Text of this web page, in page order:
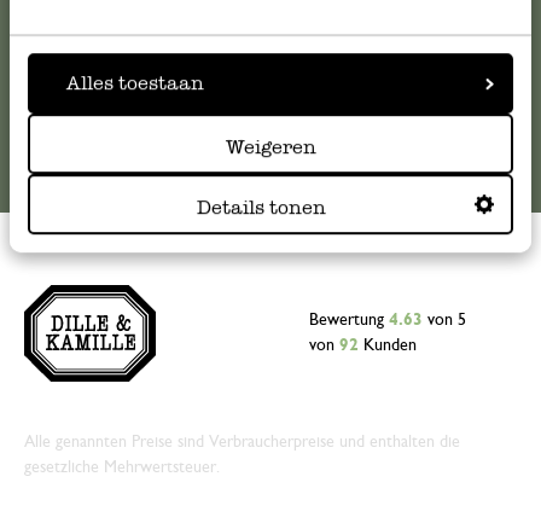
Alles toestaan
Weigeren
Details tonen
Online-Kundenservice
Bewertung 4.63 von 5
von 92 Kunden
Alle genannten Preise sind Verbraucherpreise und enthalten die
gesetzliche Mehrwertsteuer.